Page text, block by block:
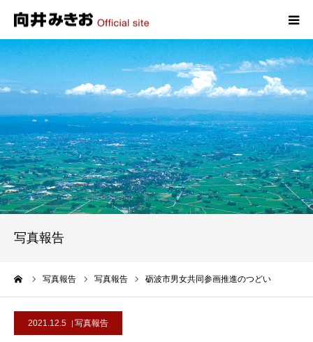
写真報告
写真報告 写真報告 砺波市男女共同参画推進のつどい
2021.12.5 写真報告
HOME
プロフィール
政策
活動報告